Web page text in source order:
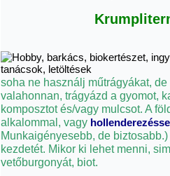
soha ne használj műtrágyákat,
valahonnan, trágyázd a gyomot,
komposztot és/vagy mulcsot. A
alkalommal, vagy
Munkaigényesebb, de
kezdetét. Mikor ki lehet menni,
vetőburgonyát, biot.